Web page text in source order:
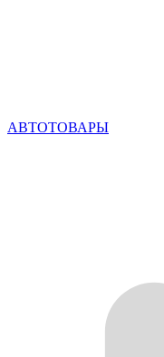
АВТОТОВАРЫ